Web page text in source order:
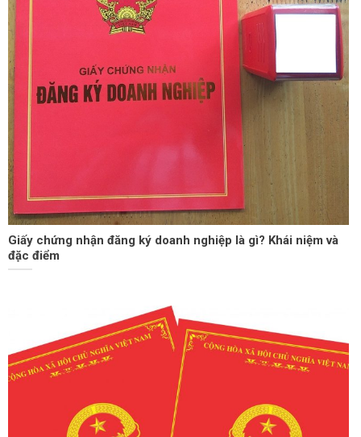
Giấy chứng nhận đăng ký doanh nghiệp là gì? Khái niệm và
đặc điểm